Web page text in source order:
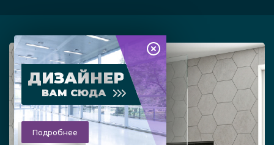
ДИЗАЙНЕР
ВАМ СЮДА
Подробнее